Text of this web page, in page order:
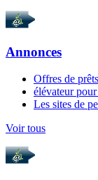
Annonces
Offres de
élévateur
Les sites de
Voir tous